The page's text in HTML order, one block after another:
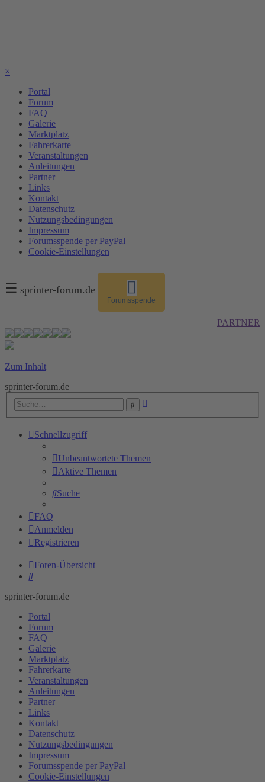
×
Portal
Forum
FAQ
Galerie
Marktplatz
Fahrerkarte
Veranstaltungen
Anleitungen
Partner
Links
Kontakt
Datenschutz
Nutzungsbedingungen
Impressum
Forumsspende per PayPal
Cookie-Einstellungen
☰ sprinter-forum.de
Forumsspende
PARTNER
Zum Inhalt
sprinter-forum.de
Suche
Schnellzugriff
Unbeantwortete Themen
Aktive Themen
Suche
FAQ
Anmelden
Registrieren
Foren-Übersicht
Suche
sprinter-forum.de
Portal
Forum
FAQ
Galerie
Marktplatz
Fahrerkarte
Veranstaltungen
Anleitungen
Partner
Links
Kontakt
Datenschutz
Nutzungsbedingungen
Impressum
Forumsspende per PayPal
Cookie-Einstellungen